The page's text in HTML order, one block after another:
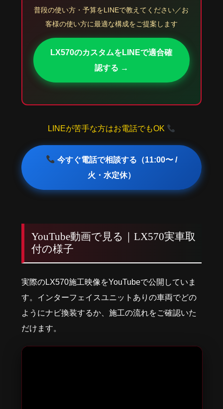
普段の使い方・予算をLINEで教えてください／お
客様の使い方に最適な構成をご提案します
LX570のカスタムをLINEで適合確
認する →
LINEが苦手な方はお電話でもOK
今すぐ電話で相談する（11:00〜 /
火・水定休）
YouTube動画で見る｜LX570実車取
付の様子
実際のLX570施工映像をYouTubeで公開していま
す。インターフェイスユニットありの車両でどの
ようにナビ換装するか、施工の流れをご確認いた
だけます。